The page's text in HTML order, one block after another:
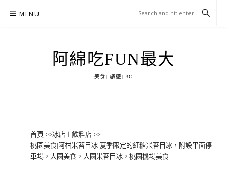
MENU
阿綿吃FUN最大
美食| 旅遊| 3C
首頁 >>冰店︱飲料店 >>
桃園美食|阿柑米苔目冰-夏季限定的紅糖米苔目冰，附設平面停
車場，大園美食，大園米苔目冰，桃園機場美食